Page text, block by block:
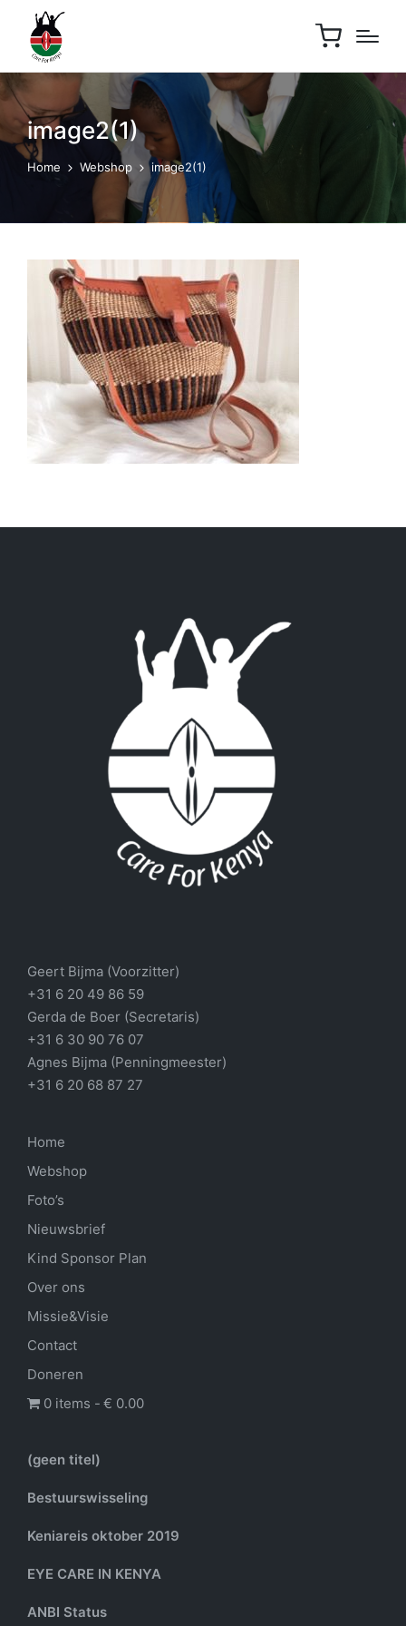
image2(1)
Home Webshop image2(1)
Geert Bijma (Voorzitter)
+31 6 20 49 86 59
Gerda de Boer (Secretaris)
+31 6 30 90 76 07
Agnes Bijma (Penningmeester)
+31 6 20 68 87 27
Home
Webshop
Foto’s
Nieuwsbrief
Kind Sponsor Plan
Over ons
Missie&Visie
Contact
Doneren
0 items
€ 0.00
(geen titel)
Bestuurswisseling
Keniareis oktober 2019
EYE CARE IN KENYA
ANBI Status